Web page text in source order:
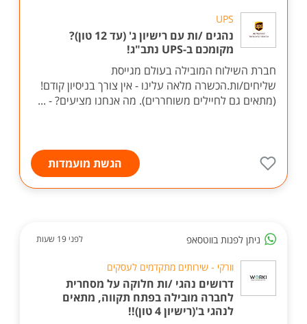
UPS
נהגים /ות עם רישיון ג' (עד 12 טון)?
מקומכם ב-UPS נתב"ג!
חברת השילוח המובילה בעולם מגייסת
שליחים/ות.הכשרה מלאה עלינו - אין צורך בניסיון קודם!
(מתאים גם לחיילים משוחררים). מה אנחנו מציעים? - ...
הגשת מועמדות
ניתן לפנות בווטסאפ לפני 19 שעות
וורקי - שירותים מתקדמים לעסקים
דרושים נהגי /ות חלוקה על מסחרית
לחברה מובילה בפתח תקווה, מתאים
לנהגי ב'(רישיון 4 טון)!!